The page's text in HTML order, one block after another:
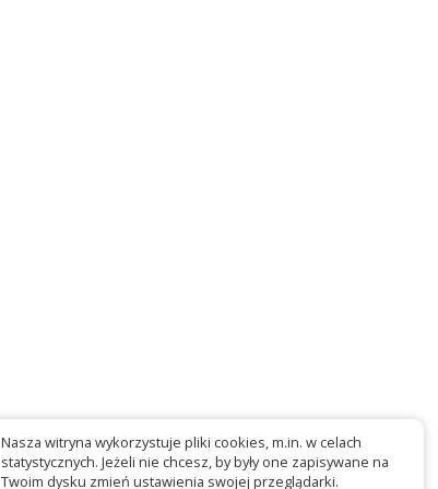
Nasza witryna wykorzystuje pliki cookies, m.in. w celach
statystycznych. Jeżeli nie chcesz, by były one zapisywane na
Twoim dysku zmień ustawienia swojej przeglądarki.